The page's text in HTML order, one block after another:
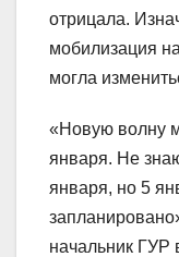
отрицала.
мобилизация
могла
«Новую волну
января. Не
января, но 5
начальник ГУР